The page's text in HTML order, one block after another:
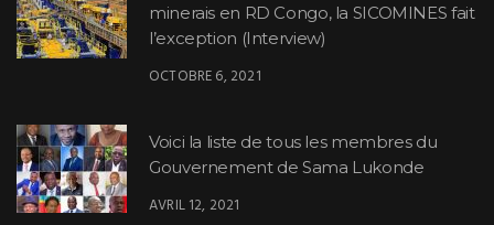
minerais en RD Congo, la SICOMINES fait
l’exception (Interview)
OCTOBRE 6, 2021
Voici la liste de tous les membres du
Gouvernement de Sama Lukonde
AVRIL 12, 2021